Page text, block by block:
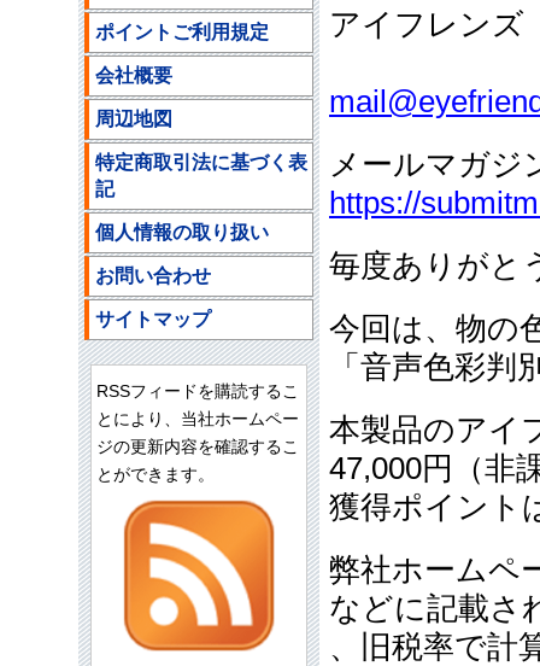
アイフレン
メールマガジ
https://
毎度ありがと
今回は、物の
「音声色彩
本製品のアイ
47,000円（非
獲得ポイント
弊社ホームペ
などに記載さ
、旧税率で計
ポイントご利用規定
会社概要
周辺地図
特定商取引法に基づく表
記
個人情報の取り扱い
お問い合わせ
サイトマップ
RSSフィードを購読するこ
とにより、当社ホームペー
ジの更新内容を確認するこ
とができます。